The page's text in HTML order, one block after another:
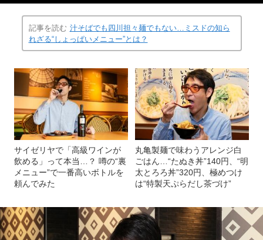
記事を読む 汁そばでも四川担々麺でもない…ミスドの知ら
れざる“しょっぱいメニュー”とは？
サイゼリヤで「高級ワインが
飲める」って本当…？ 噂の“裏
メニュー”で一番高いボトルを
頼んでみた
丸亀製麺で味わうアレンジ白
ごはん…“たぬき丼”140円、“明
太とろろ丼”320円、極めつけ
は“特製天ぷらだし茶づけ”